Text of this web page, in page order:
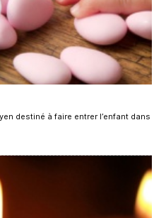
destiné à faire entrer l’enfant dans